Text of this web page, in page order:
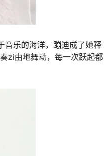
音乐的海洋，蹦迪成了她释
zi由地舞动，每一次跃起都